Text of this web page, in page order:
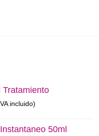
Tratamiento
incluido)
50ml